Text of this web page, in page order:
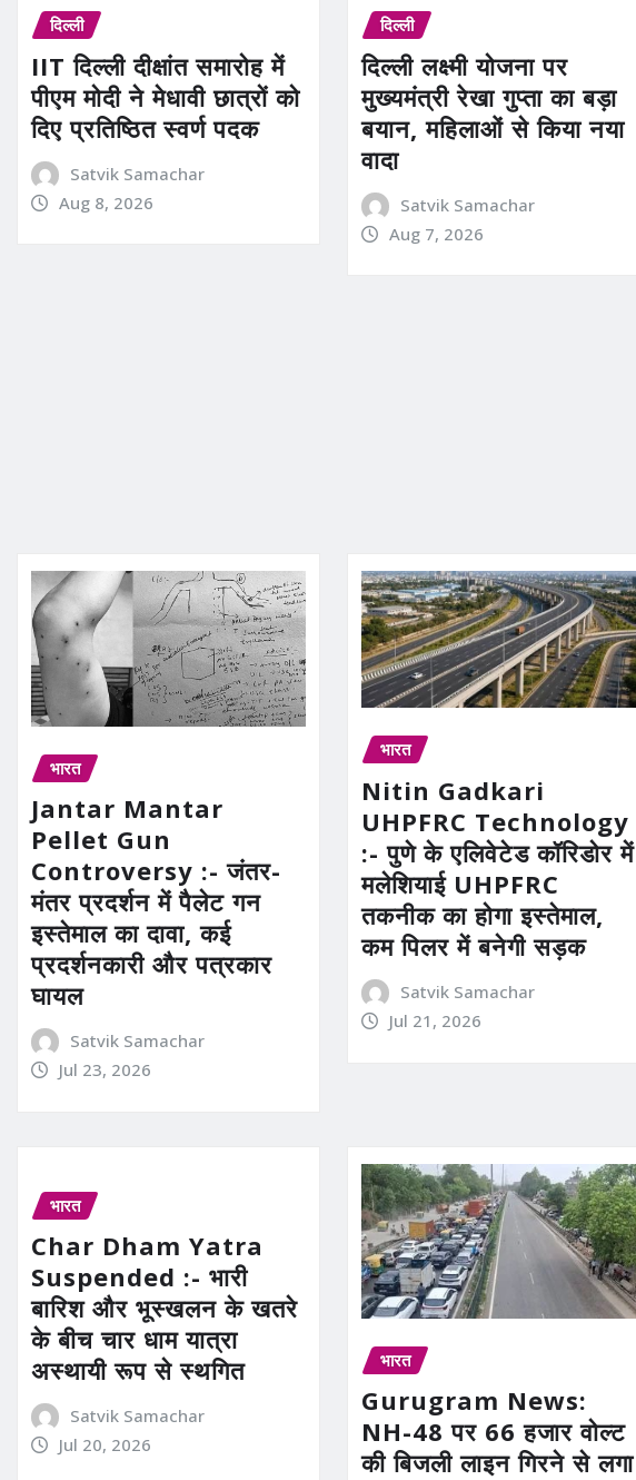
दिल्ली
IIT दिल्ली दीक्षांत समारोह में
पीएम मोदी ने मेधावी छात्रों को
दिए प्रतिष्ठित स्वर्ण पदक
Satvik Samachar
Aug 8, 2026
दिल्ली
दिल्ली लक्ष्मी योजना पर
मुख्यमंत्री रेखा गुप्ता का बड़ा
बयान, महिलाओं से किया नया
वादा
Satvik Samachar
Aug 7, 2026
भारत
Jantar Mantar
Pellet Gun
Controversy :- जंतर-
मंतर प्रदर्शन में पैलेट गन
इस्तेमाल का दावा, कई
प्रदर्शनकारी और पत्रकार
घायल
Satvik Samachar
Jul 23, 2026
भारत
Nitin Gadkari
UHPFRC Technology
:- पुणे के एलिवेटेड कॉरिडोर में
मलेशियाई UHPFRC
तकनीक का होगा इस्तेमाल,
कम पिलर में बनेगी सड़क
Satvik Samachar
Jul 21, 2026
भारत
Char Dham Yatra
Suspended :- भारी
बारिश और भूस्खलन के खतरे
के बीच चार धाम यात्रा
अस्थायी रूप से स्थगित
Satvik Samachar
Jul 20, 2026
भारत
Gurugram News:
NH-48 पर 66 हजार वोल्ट
की बिजली लाइन गिरने से लगा